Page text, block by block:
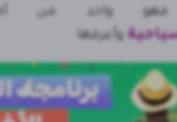
فهو واحد من
وأعرقها